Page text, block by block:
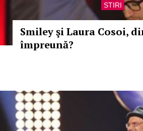
STIRI
Smiley şi Laura Cosoi,
împreună?